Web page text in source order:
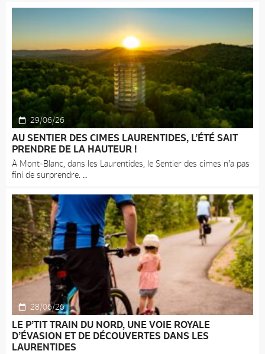
29/06/26
AU SENTIER DES CIMES LAURENTIDES, L’ÉTÉ SAIT
PRENDRE DE LA HAUTEUR !
À Mont-Blanc, dans les Laurentides, le Sentier des cimes n’a pas
fini de surprendre.
28/06/26
LE P’TIT TRAIN DU NORD, UNE VOIE ROYALE
D’ÉVASION ET DE DÉCOUVERTES DANS LES
LAURENTIDES